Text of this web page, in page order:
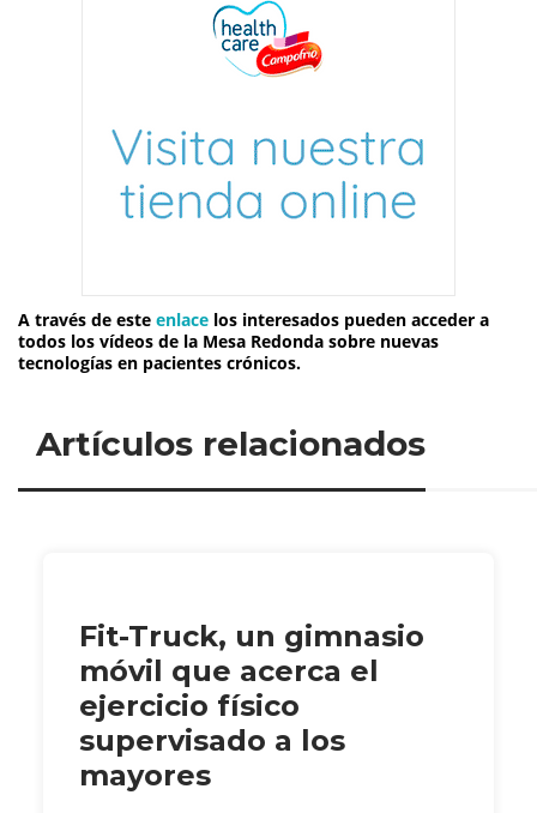
A través de este enlace los interesados pueden acceder a
todos los vídeos de la Mesa Redonda sobre nuevas
tecnologías en pacientes crónicos.
Artículos relacionados
Fit-Truck, un gimnasio
móvil que acerca el
ejercicio físico
supervisado a los
mayores